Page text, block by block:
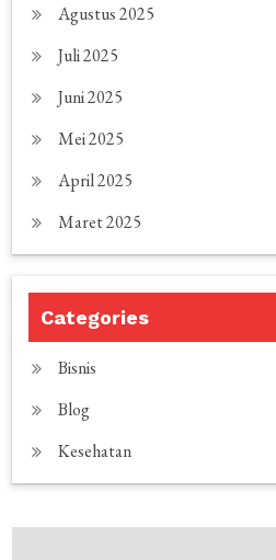
Agustus 2025
Juli 2025
Juni 2025
Mei 2025
April 2025
Maret 2025
Categories
Bisnis
Blog
Kesehatan